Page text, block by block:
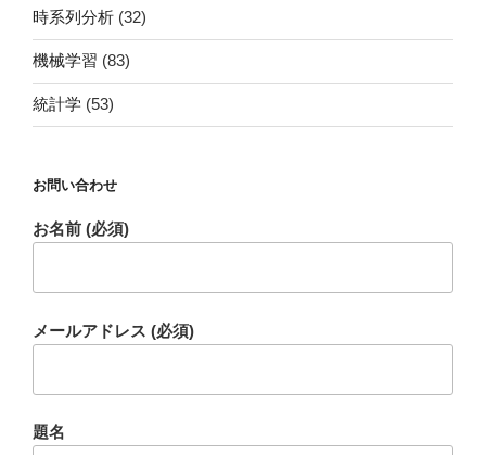
時系列分析 (32)
機械学習 (83)
統計学 (53)
お問い合わせ
お名前 (必須)
メールアドレス (必須)
題名